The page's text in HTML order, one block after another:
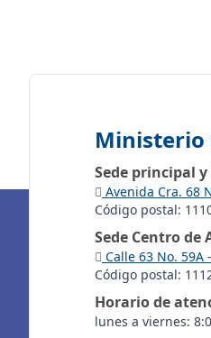
Ministerio
Sede principal
Avenida Cra. 68
Código postal:
Sede Centro
Calle 63 No. 59A
Código postal:
Horario de
lunes a viernes: